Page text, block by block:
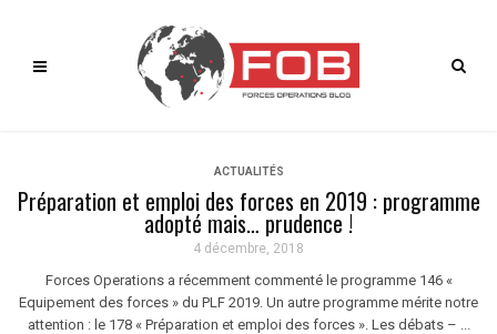
ACTUALITÉS
Préparation et emploi des forces en 2019 : programme
adopté mais… prudence !
4 décembre, 2018
Forces Operations a récemment commenté le programme 146 «
Equipement des forces » du PLF 2019. Un autre programme mérite notre
attention : le 178 « Préparation et emploi des forces ». Les débats – ...